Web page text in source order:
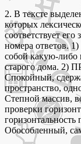
2. В тексте
которых
соответствует
номера ответов.
собой какую-
старого дома. 2)
Спокойный,
пространство,
Степной массив,
проверки
Обособленный,